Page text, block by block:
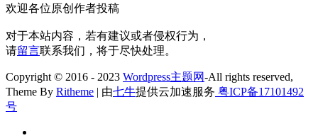
欢迎各位原创作者投稿
对于本站内容，若有建议或者侵权行为，
请留言联系我们，将于尽快处理。
Copyright © 2016 - 2023 Wordpress主题网-All rights reserved,
Theme By Ritheme | 由七牛提供云加速服务 粤ICP备17101492
号